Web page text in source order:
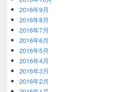
2016年9月
2016年8月
2016年7月
2016年6月
2016年5月
2016年4月
2016年3月
2016年2月